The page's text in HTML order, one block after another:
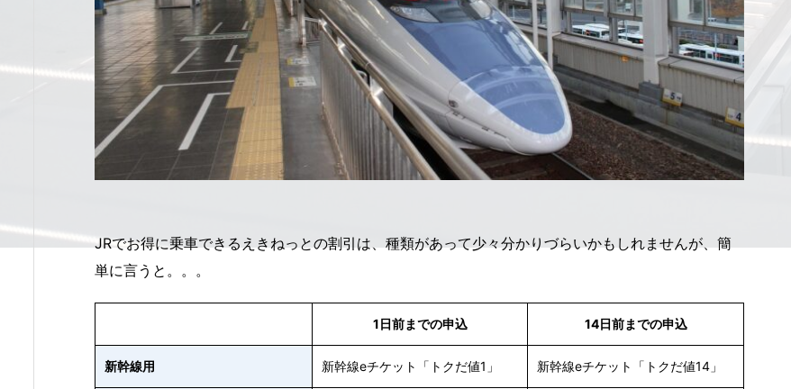
JRでお得に乗車できるえきねっとの割引は、種類があって少々分かりづらいかもしれませんが、簡
単に言うと。。。
1日前までの申込 14日前までの申込
新幹線用 新幹線eチケット「トクだ値1」 新幹線eチケット「トクだ値14」
値が買えなかった時に代替となるお
得な手段がある？
東北新幹線の座席でおススメの位置はどこ？状況別に
選ぶなら？で解説 羽田空港で購入した空弁を食べる場所は空港内のどこ
がベスト？
東海道新幹線から北陸新幹線へ東京駅で乗換える時の
方法と注意点